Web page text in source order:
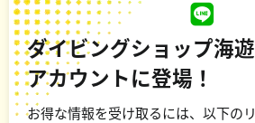
ダイビングショップ海
アカウントに登場！
お得な情報を受け取るには、以下の